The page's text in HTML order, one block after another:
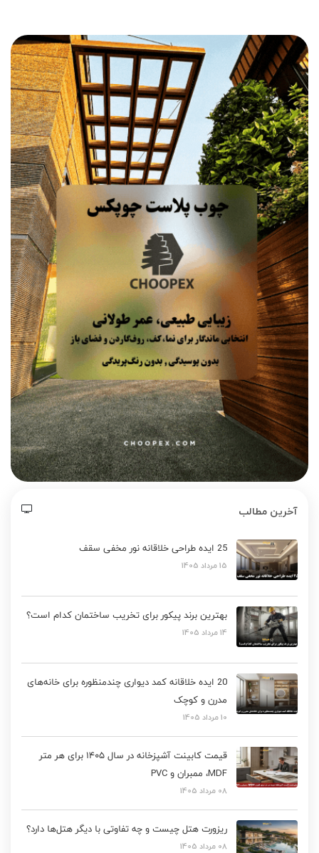
آخرین مطالب
25 ایده طراحی خلاقانه نور مخفی سقف
15 مرداد 1405
بهترین برند پیکور برای تخریب ساختمان کدام است؟
14 مرداد 1405
20 ایده خلاقانه کمد دیواری چندمنظوره برای خانه‌های
مدرن و کوچک
10 مرداد 1405
قیمت کابینت آشپزخانه در سال ۱۴۰۵ برای هر متر
MDF، ممبران و PVC
08 مرداد 1405
ریزورت هتل چیست و چه تفاوتی با دیگر هتل‌ها دارد؟
08 مرداد 1405